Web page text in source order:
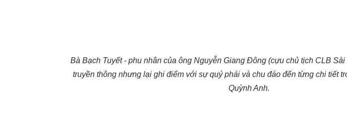
Bà Bạch Tuyết - phu nhân của ông Nguyễn Giang Đông (cựu chủ tịch CLB
truyền thông nhưng lại ghi điểm với sự quý phái và chu đáo đến từng chi tiết
Quỳnh Anh.